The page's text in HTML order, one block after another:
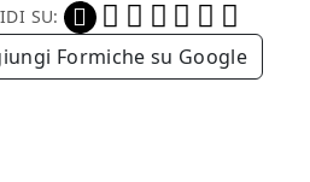
SU:
Formiche su Google